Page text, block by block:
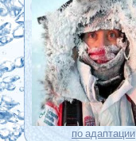
по адаптации